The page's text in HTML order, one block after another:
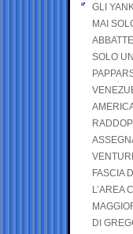
GLI
MAI
SOLO
FASCIA
L’AREA
DI